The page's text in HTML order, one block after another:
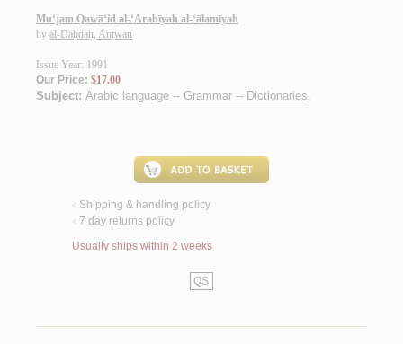
Mu‘jam Qawā‘id al-‘Arabīyah al-‘ālamīyah
by al-Daḥdāḥ, Anṭwān
Issue Year: 1991
Our Price: $17.00
Subject: Arabic language -- Grammar -- Dictionaries.
< Shipping & handling policy
< 7 day returns policy
Usually ships within 2 weeks
QS